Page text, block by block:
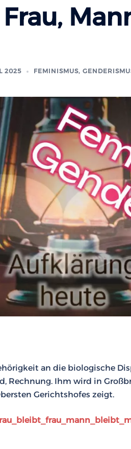
2025 FEMINISMUS,
an die biologische
Rechnung. Ihm wird in
Gerichtshofes zeigt.